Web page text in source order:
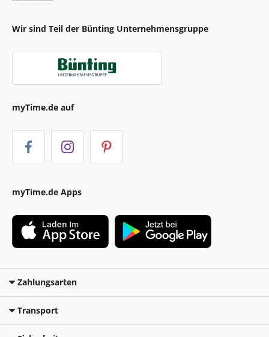
Wir sind Teil der Bünting Unternehmensgruppe
myTime.de auf
myTime.de Apps
Zahlungsarten
Transport